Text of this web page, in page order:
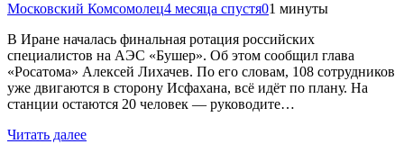
Московский Комсомолец4 месяца спустя01 минуты
В Иране началась финальная ротация российских
специалистов на АЭС «Бушер». Об этом сообщил глава
«Росатома» Алексей Лихачев. По его словам, 108 сотрудников
уже двигаются в сторону Исфахана, всё идёт по плану. На
станции остаются 20 человек — руководите…
Читать далее